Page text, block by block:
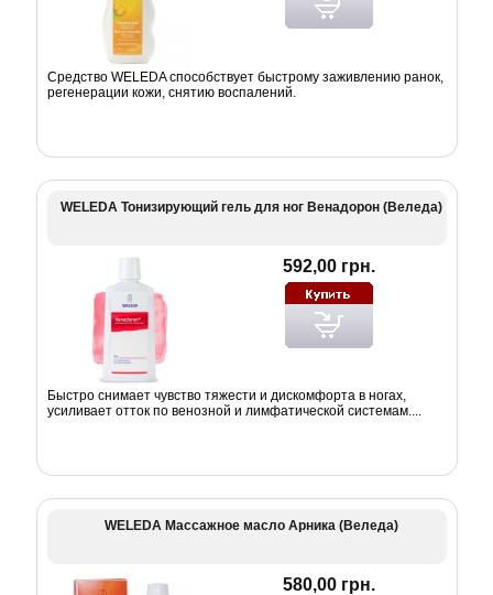
Средство WELEDA cпособствует быстрому заживлению ранок,
регенерации кожи, снятию воспалений.
WELEDA Тонизирующий гель для ног Венадорон (Веледа)
592,00 грн.
Быстро снимает чувство тяжести и дискомфорта в ногах,
усиливает отток по венозной и лимфатической системам....
WELEDA Массажное масло Арника (Веледа)
580,00 грн.